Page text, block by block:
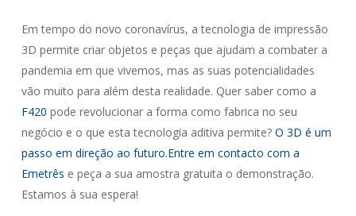
Em tempo do novo coronavírus, a tecnologia de impressão
3D permite criar objetos e peças que ajudam a combater a
pandemia em que vivemos, mas as suas potencialidades
vão muito para além desta realidade. Quer saber como a
F420 pode revolucionar a forma como fabrica no seu
negócio e o que esta tecnologia aditiva permite?O 3D é um
passo em direção ao futuro.Entre em contacto com a
Emetrês e peça a sua amostra gratuita o demonstração.
Estamos à sua espera!